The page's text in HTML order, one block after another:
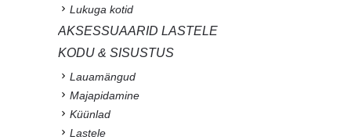
Lukuga kotid
AKSESSUAARID LASTELE
KODU & SISUSTUS
Lauamängud
Majapidamine
Küünlad
Lastele